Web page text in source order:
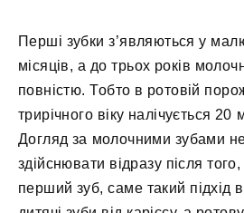
Перші зубки з’являються у
місяців, а до трьох років
повністю. Тобто в ротовій
трирічного віку налічується 20
Догляд за молочними зубами
здійснювати відразу після
перший зуб, саме такий підхід